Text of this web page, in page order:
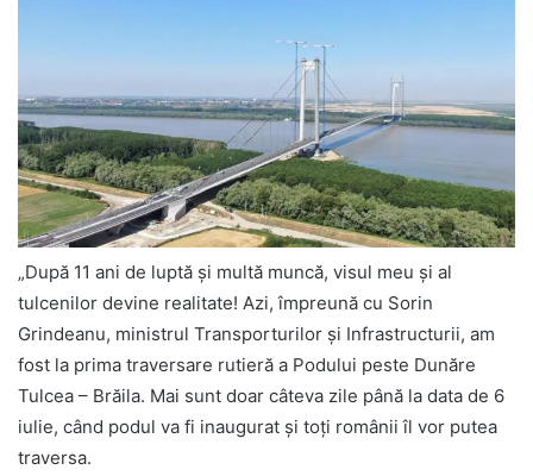
„După 11 ani de luptă și multă muncă, visul meu și al
tulcenilor devine realitate! Azi, împreună cu Sorin
Grindeanu, ministrul Transporturilor și Infrastructurii, am
fost la prima traversare rutieră a Podului peste Dunăre
Tulcea – Brăila. Mai sunt doar câteva zile până la data de 6
iulie, când podul va fi inaugurat și toți românii îl vor putea
traversa.